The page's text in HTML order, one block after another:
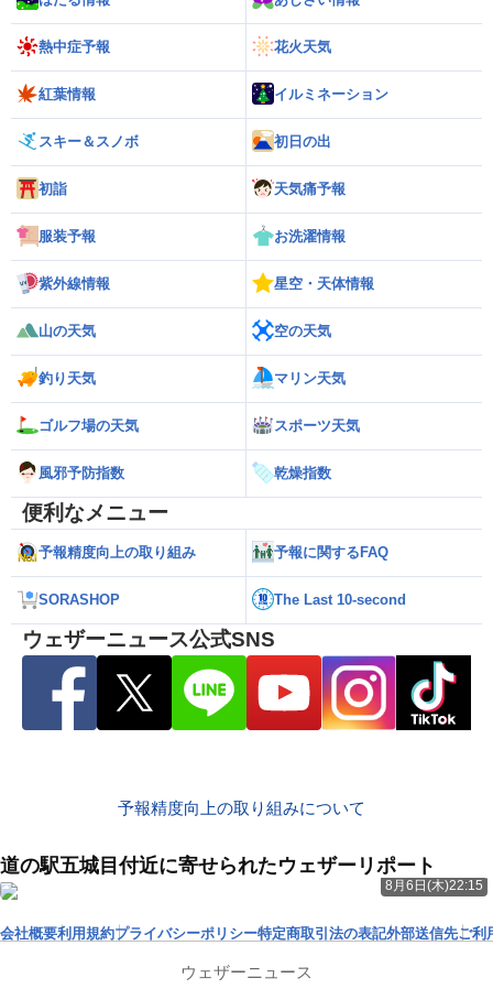
熱中症予報 花火天気
紅葉情報 イルミネーション
スキー＆スノボ 初日の出
初詣 天気痛予報
服装予報 お洗濯情報
紫外線情報 星空・天体情報
山の天気 空の天気
釣り天気 マリン天気
ゴルフ場の天気 スポーツ天気
風邪予防指数 乾燥指数
便利なメニュー
予報精度向上の取り組み 予報に関するFAQ
SORASHOP The Last 10-second
ウェザーニュース公式SNS
予報精度向上の取り組みについて
道の駅五城目付近に寄せられたウェザーリポート
8月6日(木)22:15
会社概要利用規約プライバシーポリシー特定商取引法の表記外部送信先ご利
ウェザーニュース